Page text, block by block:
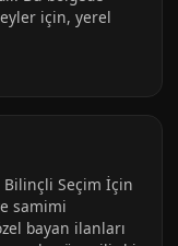
için, yerel
Bilinçli Seçim İçin
samimi
bayan ilanları